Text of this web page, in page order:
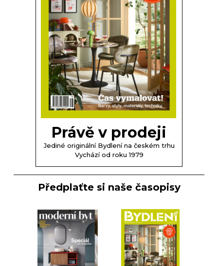
Právě v prodeji
Jediné originální Bydlení na českém trhu
Vychází od roku 1979
Předplaťte si naše časopisy